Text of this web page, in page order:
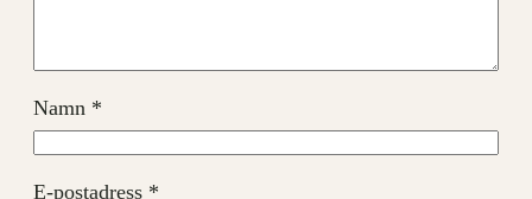
Namn *
E-postadress *